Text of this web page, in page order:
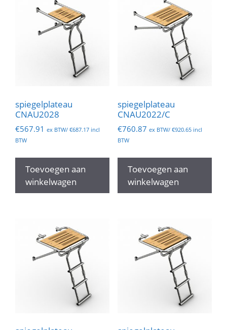
spiegelplateau
CNAU2028
€567.91 ex BTW/ €687.17 incl
BTW
Toevoegen aan
winkelwagen
spiegelplateau
CNAU2022/C
€760.87 ex BTW/ €920.65incl
BTW
Toevoegen aan
winkelwagen